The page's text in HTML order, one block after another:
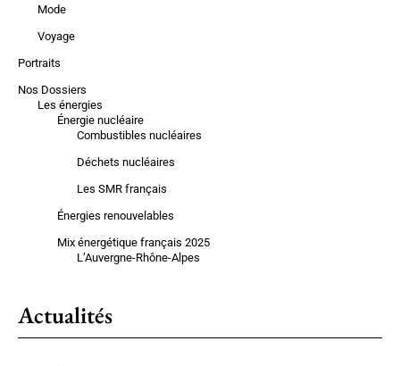
Mode
Voyage
Portraits
Nos Dossiers
Les énergies
Énergie nucléaire
Combustibles nucléaires
Déchets nucléaires
Les SMR français
Énergies renouvelables
Mix énergétique français 2025
L’Auvergne-Rhône-Alpes
Actualités